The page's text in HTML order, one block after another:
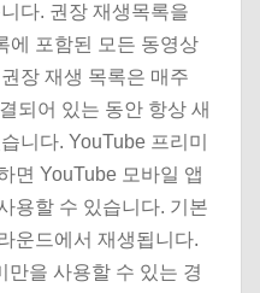
다. 권장 재생목록을
에 포함된 모든 동영상
장 재생 목록은 매주
되어 있는 동안 항상 새
니다. YouTube 프리미
면 YouTube 모바일 앱
용할 수 있습니다. 기본
운드에서 재생됩니다.
만을 사용할 수 있는 경